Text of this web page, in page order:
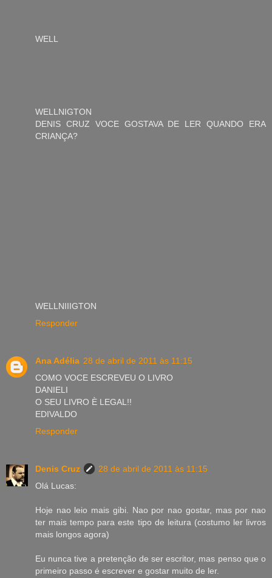
WELL
WELLNIGTON
DENIS CRUZ VOCE GOSTAVA DE LER QUANDO ERA
CRIANÇA?
WELLNIIIGTON
Responder
Ana Adélia 28 de abril de 2011 às 11:15
COMO VOCE ESCREVEU O LIVRO
DANIELI
O SEU LIVRO È LEGAL!!
EDIVALDO
Responder
Denis Cruz
28 de abril de 2011 às 11:15
Olá Lucas:
Hoje nao leio mais gibi. Nao por nao gostar, mas por nao
ter mais tempo para este tipo de leitura (costumo ler livros
mais longos agora)
Eu nunca tive a pretenção de ser escritor, mas penso que o
primeiro passo é escrever e gostar muito de ler.